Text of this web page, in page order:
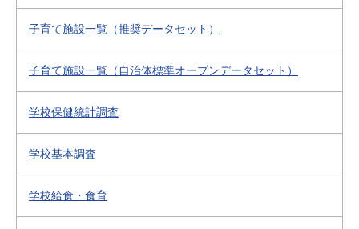
子育て施設一覧（推奨データセット）
子育て施設一覧（自治体標準オープンデータセット）
学校保健統計調査
学校基本調査
学校給食・食育